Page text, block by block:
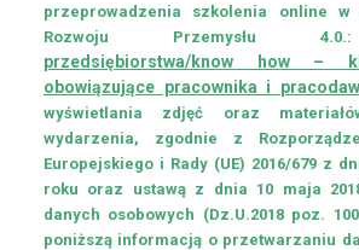
KONTAKT
Projekt
UE
Wydarzenia
Projekt
FEDS
przeprowadzenia szkolenia online w
Rozwoju Przemysłu
przedsiębiorstwa/know how –
obowiązujące pracownika i
wyświetlania zdjęć oraz
wydarzenia, zgodnie z
Europejskiego i Rady (UE) 2016/679 z
roku oraz ustawą z dnia 10 maja
danych osobowych (Dz.U.2018 poz.
poniższą informacją o przetwarzaniu